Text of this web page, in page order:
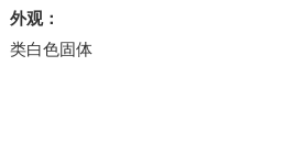
外观：
类白色固体